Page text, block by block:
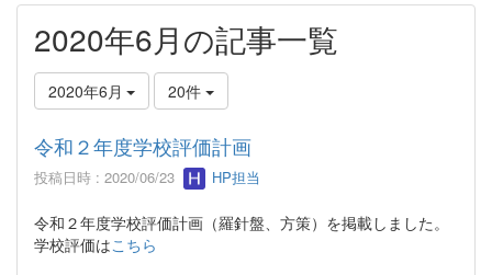
2020年6月の記事一覧
2020年6月 20件
令和２年度学校評価計画
投稿日時 : 2020/06/23 HP担当
令和２年度学校評価計画（羅針盤、方策）を掲載しました。
学校評価はこちら